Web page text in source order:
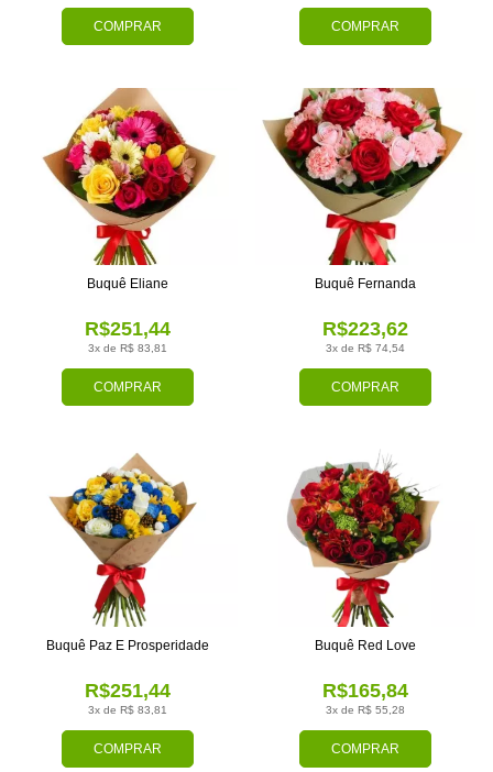
COMPRAR COMPRAR
COMPRAR
3x de R$ 83,81
R$251,44
Buquê Eliane
COMPRAR
3x de R$ 74,54
R$223,62
Buquê Fernanda
COMPRAR
3x de R$ 83,81
R$251,44
Buquê Paz E Prosperidade
COMPRAR
3x de R$ 55,28
R$165,84
Buquê Red Love